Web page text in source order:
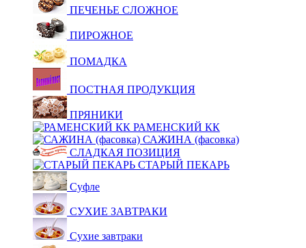
ПЕЧЕНЬЕ СЛОЖНОЕ
ПИРОЖНОЕ
ПОМАДКА
ПОСТНАЯ ПРОДУКЦИЯ
ПРЯНИКИ
РАМЕНСКИЙ КК
САЖИНА (фасовка)
СЛАДКАЯ ПОЗИЦИЯ
СТАРЫЙ ПЕКАРЬ
Суфле
СУХИЕ ЗАВТРАКИ
Сухие завтраки